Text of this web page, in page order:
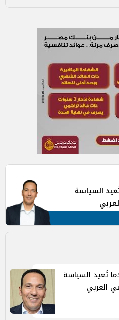
السياسة
تُعيد السياسة
العربي